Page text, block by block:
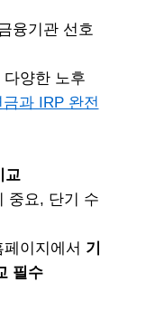
융기관 선호
양한 노후
금과 IRP 완전
교
중요, 단기 수
이지에서 기
필수